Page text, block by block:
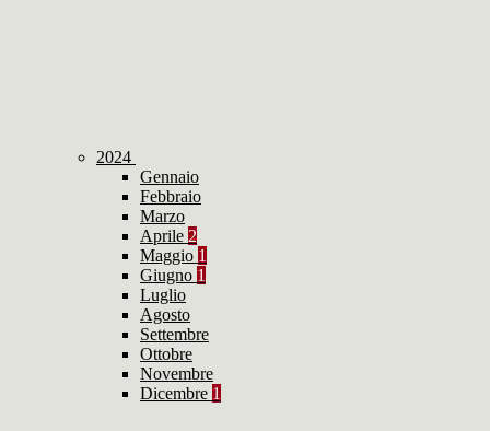
2024
Gennaio
Febbraio
Marzo
Aprile 2
Maggio 1
Giugno 1
Luglio
Agosto
Settembre
Ottobre
Novembre
Dicembre 1